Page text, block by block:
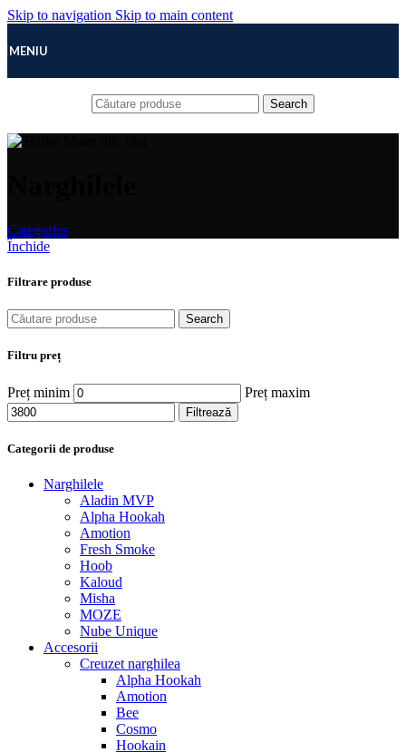
Skip to navigation Skip to main content
MENIU
Search
Categories
Închide
Filtrare produse
Search
Filtru preț
Preț minim Preț maxim
Filtrează
Categorii de produse
Narghilele
Aladin MVP
Alpha Hookah
Amotion
Fresh Smoke
Hoob
Kaloud
Misha
MOZE
Nube Unique
Accesorii
Creuzet narghilea
Alpha Hookah
Amotion
Bee
Cosmo
Hookain